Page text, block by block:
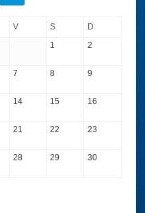
V S
D
1
2
7 8 9
14 15 16
21 22 23
28 29 30